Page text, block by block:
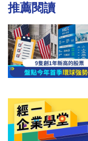
推薦閱讀